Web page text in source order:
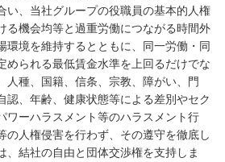
い、当社グループの役職員の基本的人権
る機会均等と過重労働につながる時間外
環境を維持するとともに、同一労働・同
められる最低賃金水準を上回るだけでな
人種、国籍、信条、宗教、障がい、門
認、年齢、健康状態等による差別やセク
ワーハラスメント等のハラスメント行
の人権侵害を行わず、その遵守を徹底し
、結社の自由と団体交渉権を支持しま